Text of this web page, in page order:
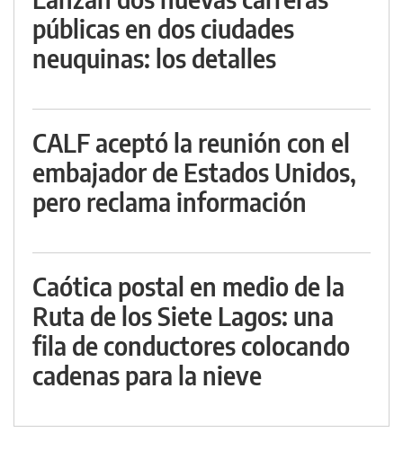
públicas en dos ciudades
neuquinas: los detalles
CALF aceptó la reunión con el
embajador de Estados Unidos,
pero reclama información
Caótica postal en medio de la
Ruta de los Siete Lagos: una
fila de conductores colocando
cadenas para la nieve